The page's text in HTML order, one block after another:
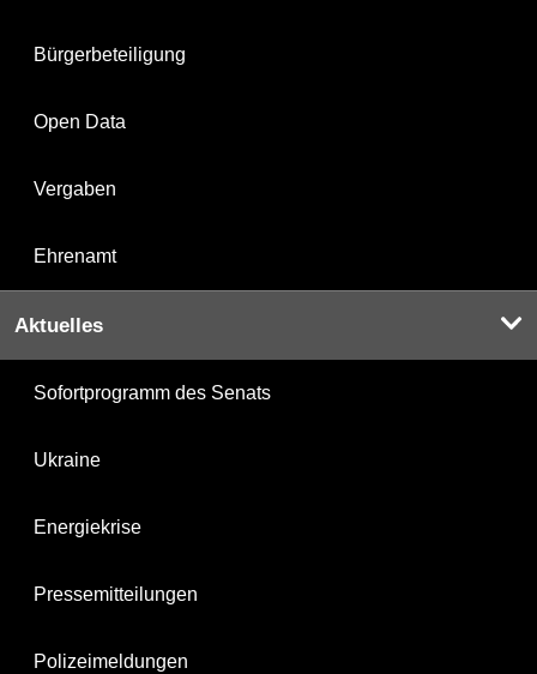
Bürgerbeteiligung
Open Data
Vergaben
Ehrenamt
Aktuelles
Sofortprogramm des Senats
Ukraine
Energiekrise
Pressemitteilungen
Polizeimeldungen